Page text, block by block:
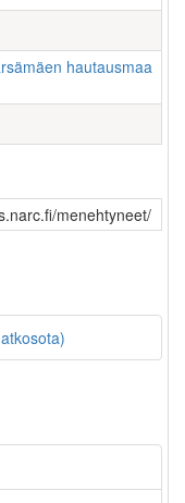
hautausmaa
menehtyneet/